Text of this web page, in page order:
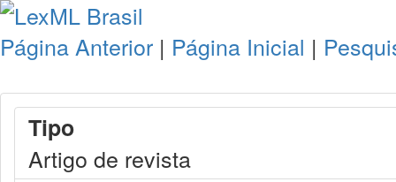
Página Anterior | Página Inicial |
Tipo
Artigo de revista